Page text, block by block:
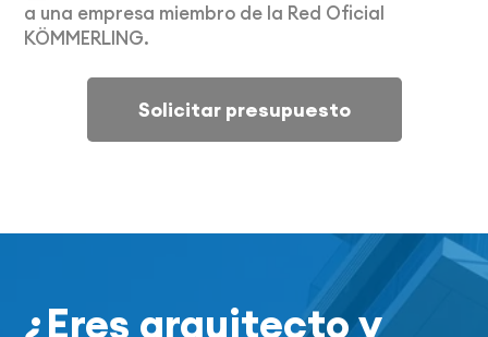
a una empresa miembro de la Red Oficial
KÖMMERLING.
Solicitar presupuesto
¿Eres arquitecto y